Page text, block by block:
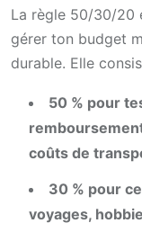
La règle 50/30/20
gérer ton budget
durable. Elle
50 % pour
coûts de
30 % pour
voyages,